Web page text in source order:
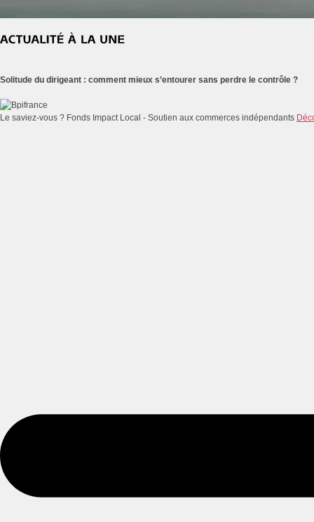
Solitude du dirigeant : comment mieux s’entourer sans perdre le contrôle ?
Le saviez-vous ? Fonds Impact Local - Soutien aux commerces indépendants